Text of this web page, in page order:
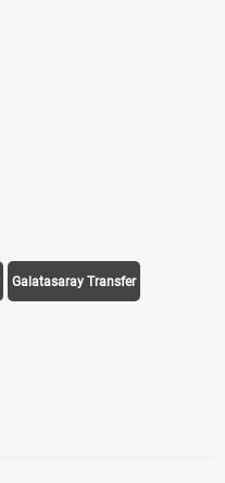
Galatasaray Transfer